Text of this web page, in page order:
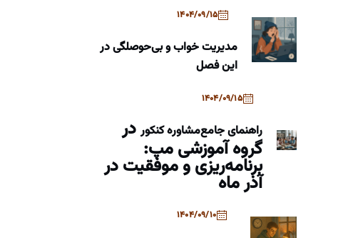
1404/09/15
مدیریت خواب و بی‌حوصلگی در
این فصل
1404/09/15
راهنمای جامعمشاوره کنکوردر
گروه آموزشی مپ:
برنامه‌ریزی و موفقیت در
آذر ماه
1404/09/10